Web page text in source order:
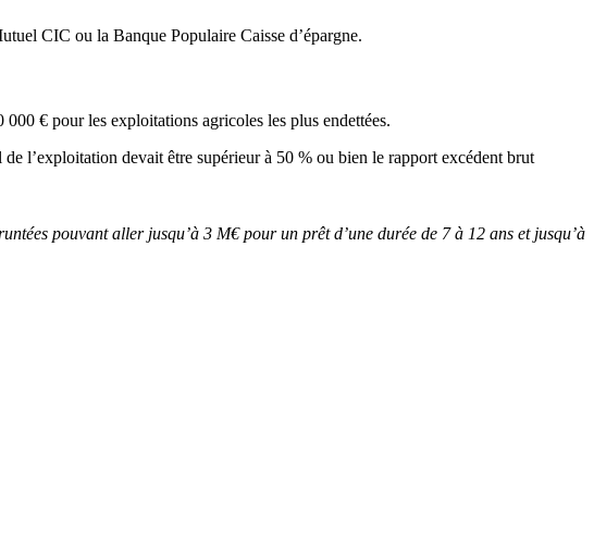
CIC ou la Banque Populaire Caisse d’épargne.
€ pour les exploitations agricoles les plus endettées.
l’exploitation devait être supérieur à 50 % ou bien le rapport excédent brut
pouvant aller jusqu’à 3 M€ pour un prêt d’une durée de 7 à 12 ans et jusqu’à